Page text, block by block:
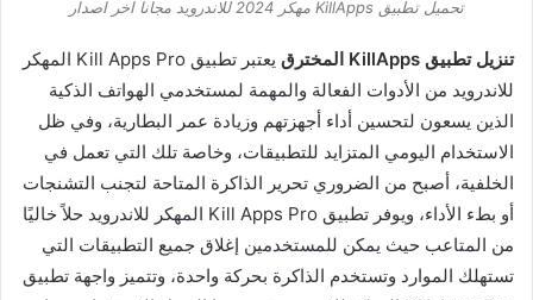
تحميل تطبيق KillApps مهكر 2024 للاندرويد مجانا اخر اصدار
تنزيل تطبيق KillApps المخترق
يعتبر تطبيق Kill Apps Pro المهكر
للاندرويد من الأدوات الفعالة والمهمة لمستخدمي الهواتف الذكية
الذين يسعون لتحسين أداء أجهزتهم وزيادة عمر البطارية، وفي ظل
الاستخدام اليومي المتزايد للتطبيقات، وخاصة تلك التي تعمل في
الخلفية، أصبح من الضروري تحرير الذاكرة المتاحة لتجنب التشنجات
أو بطء الأداء، ويوفر تطبيق Kill Apps Pro المهكر للاندرويد حلاً خاليًا
من المتاعب حيث يمكن للمستخدمين إغلاق جميع التطبيقات التي
تستهلك الموارد وتستخدم الذاكرة بحركة واحدة، وتتميز واجهة تطبيق